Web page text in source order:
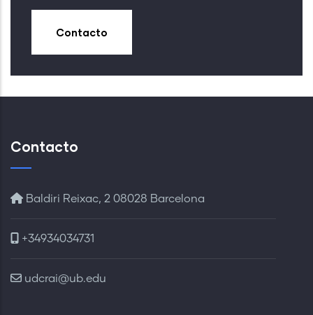
Contacto
Contacto
Baldiri Reixac, 2 08028 Barcelona
+34934034731
udcrai@ub.edu